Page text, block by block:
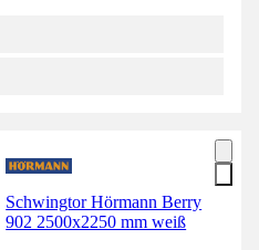
Schwingtor Hörmann Berry
902 2500x2250 mm weiß